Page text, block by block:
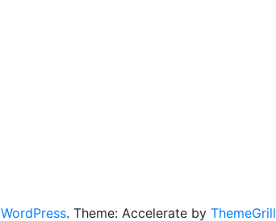
WordPress. Theme: Accelerate by ThemeGrill